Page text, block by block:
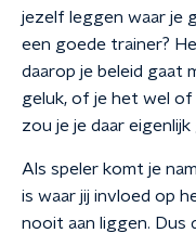
jezelf leggen waar je
een goede trainer?
daarop je beleid gaat
geluk, of je het wel of
zou je je daar
Als speler komt je
is waar jij invloed op
nooit aan liggen. Dus